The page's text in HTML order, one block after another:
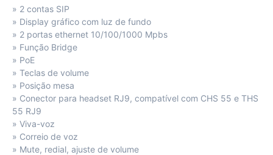
» 2 contas SIP
» Display gráfico com luz de fundo
» 2 portas ethernet 10/100/1000 Mpbs
» Função Bridge
» PoE
» Teclas de volume
» Posição mesa
» Conector para headset RJ9, compatível com CHS 55 e THS
55 RJ9
» Viva-voz
» Correio de voz
» Mute, redial, ajuste de volume